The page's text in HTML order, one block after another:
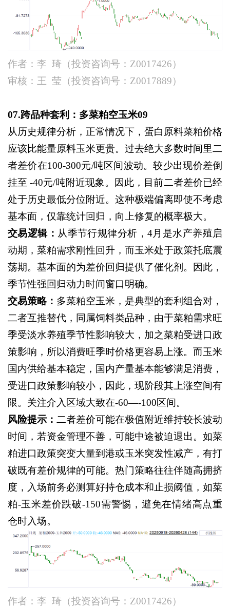
作者：李 琦（投资咨询号： Z0017426）
审核：王 莹（投资咨询号： Z0017889）
07.跨品种套利：多菜粕空玉米09
从历史规律分析，正常情况下，蛋白原料菜粕价格
应该比能量原料玉米更贵。过去绝大多数时间里二
者差价在100-300元/吨区间波动。较少出现价差倒
挂至 -40元/吨附近现象。因此，目前二者差价已经
处于历史最低分位附近。这种极端偏离即使不考虑
基本面，仅靠统计回归，向上修复的概率极大。
交易逻辑： 从季节行规律分析，4月是水产养殖启
动期，菜粕需求刚性回升，而玉米处于政策托底震
荡期。基本面的为差价回归提供了催化剂。因此，
季节性强回归动力时间窗口明确。
交易策略： 多菜粕空玉米，是典型的套利组合对，
二者互推替代，同属饲料类品种，由于菜粕需求旺
季受淡水养殖季节性影响较大，加之菜粕受进口政
策影响，所以消费旺季时价格更容易上涨。而玉米
国内供给基本稳定，国内产量基本能够满足消费，
受进口政策影响较小，因此，现阶段其上涨空间有
限。关注介入区域大致在-60—-100区间。
风险提示： 二者差价可能在极值附近维持较长波动
时间，若资金管理不善，可能中途被迫退出。如菜
粕进口政策突变大量到港或玉米突发性减产，有打
破既有差价规律的可能。热门策略往往伴随高拥挤
度，入场前务必测算好持仓成本和止损阈值，如菜
粕-玉米差价跌破-150需警惕，避免在情绪高点重
仓时入场。
作者：李 琦（投资咨询号： Z0017426）